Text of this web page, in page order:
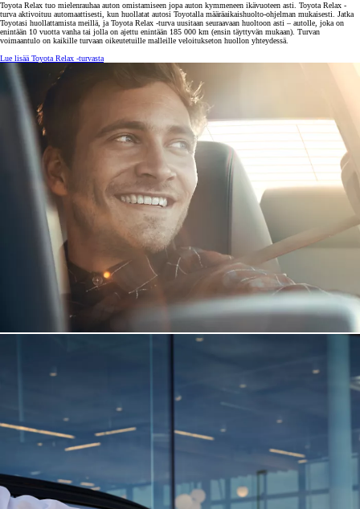
Toyota Relax tuo mielenrauhaa auton omistamiseen jopa auton kymmeneen ikävuoteen asti. Toyota Relax -
turva aktivoituu automaattisesti, kun huollatat autosi Toyotalla määräaikaishuolto-ohjelman mukaisesti. Jatka
Toyotasi huollattamista meillä, ja Toyota Relax -turva uusitaan seuraavaan huoltoon asti – autolle, joka on
enintään 10 vuotta vanha tai jolla on ajettu enintään 185 000 km (ensin täyttyvän mukaan). Turvan
voimaantulo on kaikille turvaan oikeutetuille malleille veloitukseton huollon yhteydessä.
Lue lisää Toyota Relax -turvasta